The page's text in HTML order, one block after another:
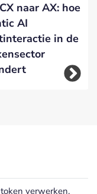
naar AX: hoe
AI
in de
verwerken.